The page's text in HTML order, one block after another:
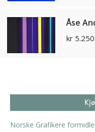
Åse
kr
Norske Grafikere